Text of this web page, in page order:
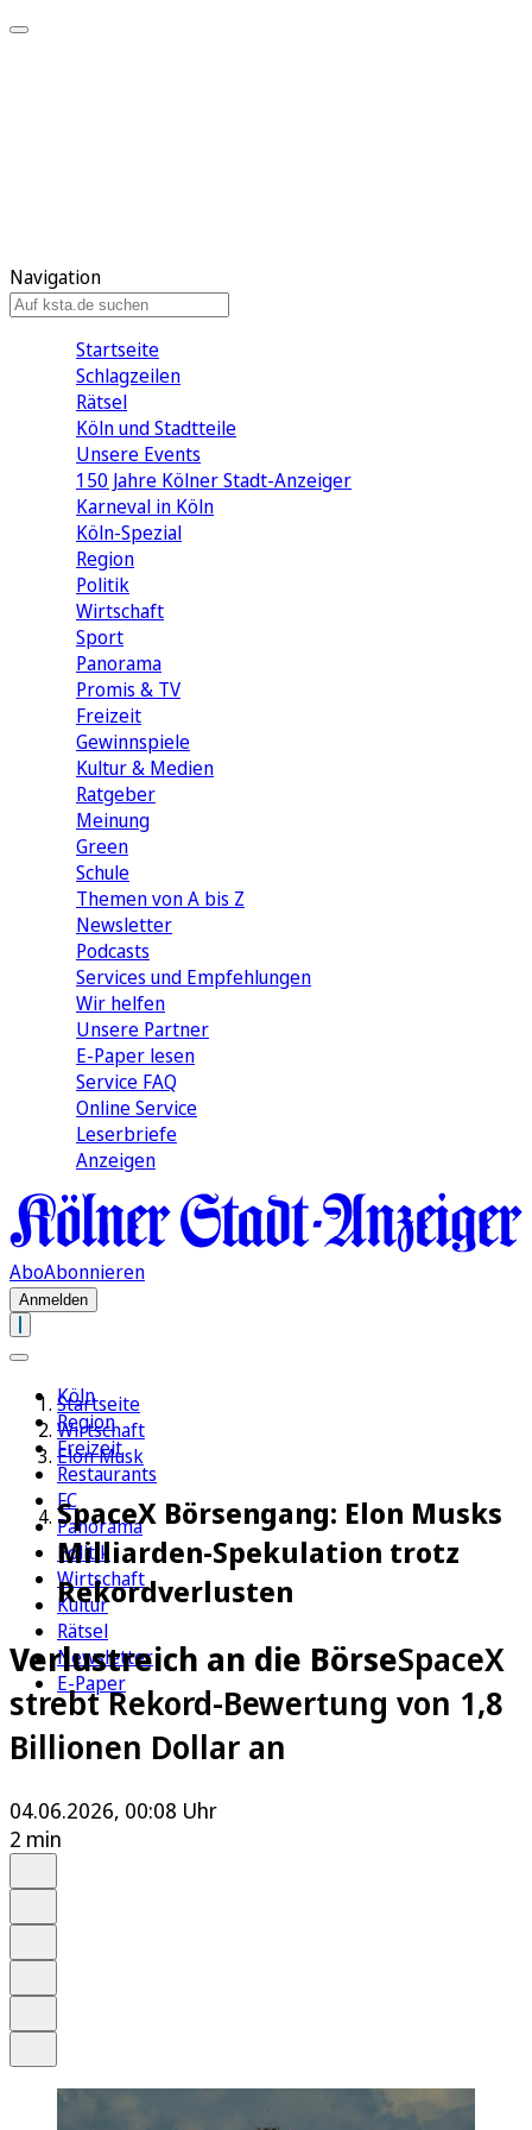
Navigation
Startseite
Schlagzeilen
Rätsel
Köln und Stadtteile
Unsere Events
150 Jahre Kölner Stadt-Anzeiger
Karneval in Köln
Köln-Spezial
Region
Politik
Wirtschaft
Sport
Panorama
Promis & TV
Freizeit
Gewinnspiele
Kultur & Medien
Ratgeber
Meinung
Green
Schule
Themen von A bis Z
Newsletter
Podcasts
Services und Empfehlungen
Wir helfen
Unsere Partner
E-Paper lesen
Service FAQ
Online Service
Leserbriefe
Anzeigen
AboAbonnieren
Anmelden
Köln
Region
Freizeit
Restaurants
FC
Panorama
Politik
Wirtschaft
Kultur
Rätsel
Newsletter
E-Paper
Startseite
Wirtschaft
Elon Musk
SpaceX Börsengang: Elon Musks
Milliarden-Spekulation trotz
Rekordverlusten
Verlustreich an die BörseSpaceX
strebt Rekord-Bewertung von 1,8
Billionen Dollar an
04.06.2026, 00:08 Uhr
2 min